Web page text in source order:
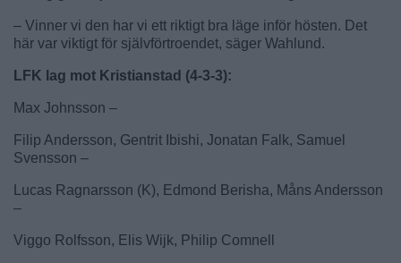
– Vinner vi den har vi ett riktigt bra läge inför hösten. Det
här var viktigt för självförtroendet, säger Wahlund.
LFK lag mot Kristianstad (4-3-3):
Max Johnsson –
Filip Andersson, Gentrit Ibishi, Jonatan Falk, Samuel
Svensson –
Lucas Ragnarsson (K), Edmond Berisha, Måns Andersson
–
Viggo Rolfsson, Elis Wijk, Philip Comnell